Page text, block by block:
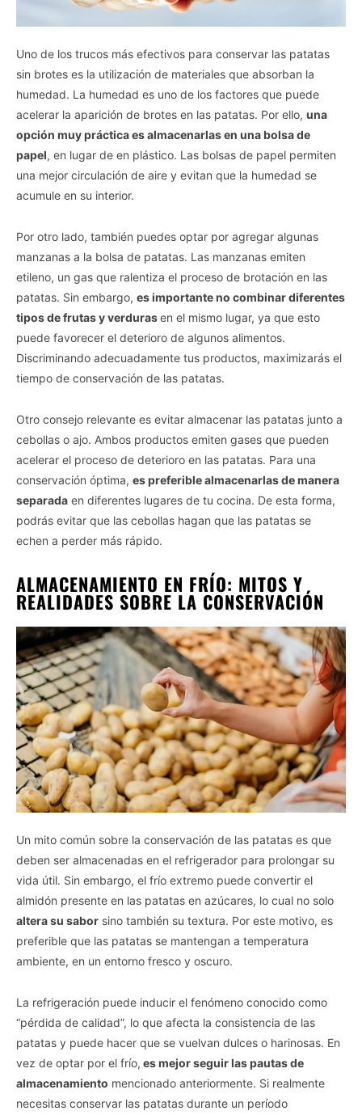
Uno de los trucos más efectivos para conservar las patatas
sin brotes es la utilización de materiales que absorban la
humedad. La humedad es uno de los factores que puede
acelerar la aparición de brotes en las patatas. Por ello, una
opción muy práctica es almacenarlas en una bolsa de
papel, en lugar de en plástico. Las bolsas de papel permiten
una mejor circulación de aire y evitan que la humedad se
acumule en su interior.
Por otro lado, también puedes optar por agregar algunas
manzanas a la bolsa de patatas. Las manzanas emiten
etileno, un gas que ralentiza el proceso de brotación en las
patatas. Sin embargo, es importante no combinar diferentes
tipos de frutas y verdurasen el mismo lugar, ya que esto
puede favorecer el deterioro de algunos alimentos.
Discriminando adecuadamente tus productos, maximizarás el
tiempo de conservación de las patatas.
Otro consejo relevante es evitar almacenar las patatas junto a
cebollas o ajo. Ambos productos emiten gases que pueden
acelerar el proceso de deterioro en las patatas. Para una
conservación óptima, es preferible almacenarlas de manera
separada en diferentes lugares de tu cocina. De esta forma,
podrás evitar que las cebollas hagan que las patatas se
echen a perder más rápido.
ALMACENAMIENTO EN FRÍO: MITOS Y
REALIDADES SOBRE LA CONSERVACIÓN
Un mito común sobre la conservación de las patatas es que
deben ser almacenadas en el refrigerador para prolongar su
vida útil. Sin embargo, el frío extremo puede convertir el
almidón presente en las patatas en azúcares, lo cual no solo
altera su sabor sino también su textura. Por este motivo, es
preferible que las patatas se mantengan a temperatura
ambiente, en un entorno fresco y oscuro.
La refrigeración puede inducir el fenómeno conocido como
“pérdida de calidad”, lo que afecta la consistencia de las
patatas y puede hacer que se vuelvan dulces o harinosas. En
vez de optar por el frío, es mejor seguir las pautas de
almacenamiento mencionado anteriormente. Si realmente
necesitas conservar las patatas durante un período